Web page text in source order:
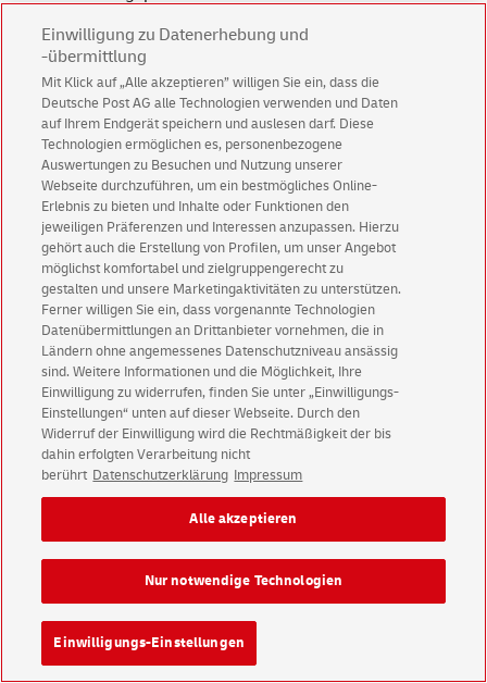
Der von Deutsche Post Direkt neu entwickelte Data Hub
ermöglicht die gezielte Auswahl von Neukundenadressen auf
Basis von Echtinformationen. Der Data Hub ist eine
Datenmanagement Plattform, auf der Daten verschiedener
Quellen zusammengeführt werden. Dabei werden keine
Klarschriftdaten genutzt, sondern nur anonymisierte und
pseudonymisierte Anschriften und Merkmale. Aufgrund der
Verschlüsselung können die Daten nicht einer Person
zugeordnet werden. Dadurch wird eine
datenschutzkonforme und sichere Nutzung
personenbezogener Informationen gewährleistet.
Bonn, 26.09.2016 - Postgeprüfte
Kundenadressen für Weihnachtsgrüße,
die ankommen
Vor dem Weihnachtsversand nicht vergessen: die
Adressbereinigung
Bis zu 15 Prozent Nachlass beim Adressabgleich von
Deutsche Post Direkt
nutzen viele Firmen die Möglichkeit, ihre Kunden und
Geschäftspartner mit einer Aufmerksamkeit zu erfreuen.
Einwilligung zu Datenerhebung und
-übermittlung
Mit Klick auf „Alle akzeptieren” willigen Sie ein, dass die
Deutsche Post AG alle Technologien verwenden und Daten
auf Ihrem Endgerät speichern und auslesen darf. Diese
Technologien ermöglichen es, personenbezogene
Auswertungen zu Besuchen und Nutzung unserer
Webseite durchzuführen, um ein bestmögliches Online-
Erlebnis zu bieten und Inhalte oder Funktionen den
jeweiligen Präferenzen und Interessen anzupassen. Hierzu
gehört auch die Erstellung von Profilen, um unser Angebot
möglichst komfortabel und zielgruppengerecht zu
gestalten und unsere Marketingaktivitäten zu unterstützen.
Ferner willigen Sie ein, dass vorgenannte Technologien
Datenübermittlungen an Drittanbieter vornehmen, die in
Ländern ohne angemessenes Datenschutzniveau ansässig
sind. Weitere Informationen und die Möglichkeit, Ihre
Einwilligung zu widerrufen, finden Sie unter „Einwilligungs-
Einstellungen“ unten auf dieser Webseite. Durch den
Widerruf der Einwilligung wird die Rechtmäßigkeit der bis
dahin erfolgten Verarbeitung nicht
berührt Datenschutzerklärung Impressum
Einwilligungs-Einstellungen
Nur notwendige Technologien
Alle akzeptieren